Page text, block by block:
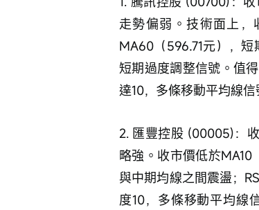
走勢偏弱。技術面上，
MA60（596.71元），
短期過度調整信號。值
達10，多條移動平均線
2. 匯豐控股 (00005)：
略強。收市價低於MA10
與中期均線之間震盪；
度10，多條移動平均線